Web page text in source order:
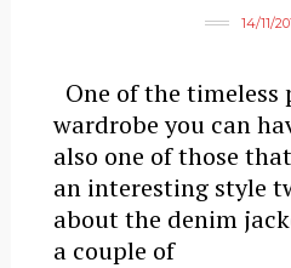
14/11/
One of the timeless
wardrobe you can
also one of those
an interesting style
about the denim
a couple of